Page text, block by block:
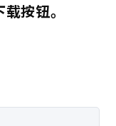
按钮。